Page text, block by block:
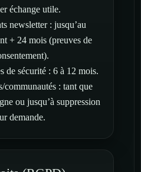
échange utile.
newsletter : jusqu’au
+ 24 mois (preuves de
de sécurité : 6 à 12 mois.
communautés : tant que
ou jusqu’à suppression
demande.